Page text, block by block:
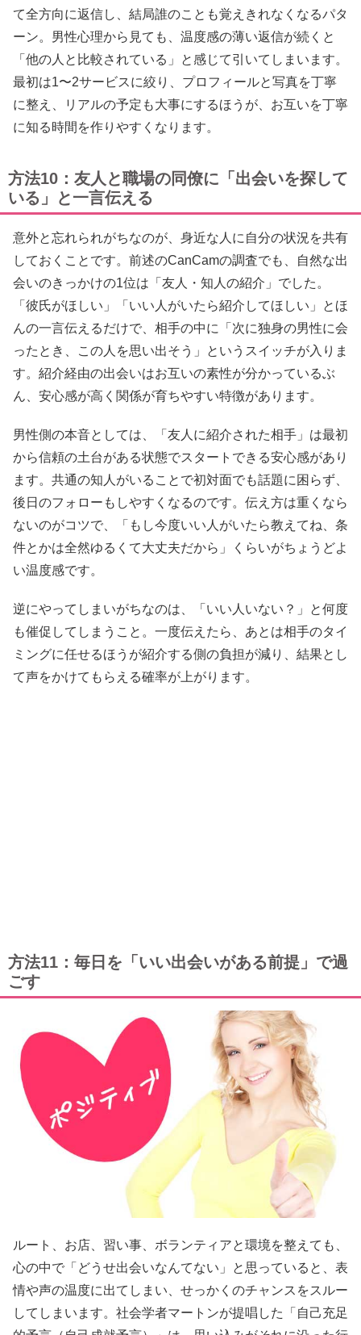
て全方向に返信し、結局誰のことも覚えきれなくなるパタ
ーン。男性心理から見ても、温度感の薄い返信が続くと
「他の人と比較されている」と感じて引いてしまいます。
最初は1〜2サービスに絞り、プロフィールと写真を丁寧
に整え、リアルの予定も大事にするほうが、お互いを丁寧
に知る時間を作りやすくなります。
方法10：友人と職場の同僚に「出会いを探して
いる」と一言伝える
意外と忘れられがちなのが、身近な人に自分の状況を共有
しておくことです。前述のCanCamの調査でも、自然な出
会いのきっかけの1位は「友人・知人の紹介」でした。
「彼氏がほしい」「いい人がいたら紹介してほしい」とほ
んの一言伝えるだけで、相手の中に「次に独身の男性に会
ったとき、この人を思い出そう」というスイッチが入りま
す。紹介経由の出会いはお互いの素性が分かっているぶ
ん、安心感が高く関係が育ちやすい特徴があります。
男性側の本音としては、「友人に紹介された相手」は最初
から信頼の土台がある状態でスタートできる安心感があり
ます。共通の知人がいることで初対面でも話題に困らず、
後日のフォローもしやすくなるのです。伝え方は重くなら
ないのがコツで、「もし今度いい人がいたら教えてね、条
件とかは全然ゆるくて大丈夫だから」くらいがちょうどよ
い温度感です。
逆にやってしまいがちなのは、「いい人いない？」と何度
も催促してしまうこと。一度伝えたら、あとは相手のタイ
ミングに任せるほうが紹介する側の負担が減り、結果とし
て声をかけてもらえる確率が上がります。
方法11：毎日を「いい出会いがある前提」で過
ごす
ルート、お店、習い事、ボランティアと環境を整えても、
心の中で「どうせ出会いなんてない」と思っていると、表
情や声の温度に出てしまい、せっかくのチャンスをスルー
してしまいます。社会学者マートンが提唱した「自己充足